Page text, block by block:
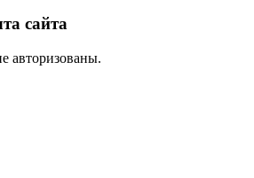
сайта
авторизованы.